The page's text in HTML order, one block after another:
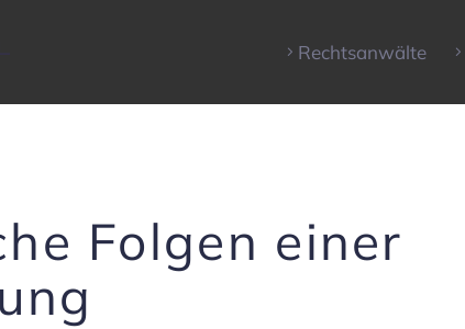
Rechts­an­wälte
Folgen einer